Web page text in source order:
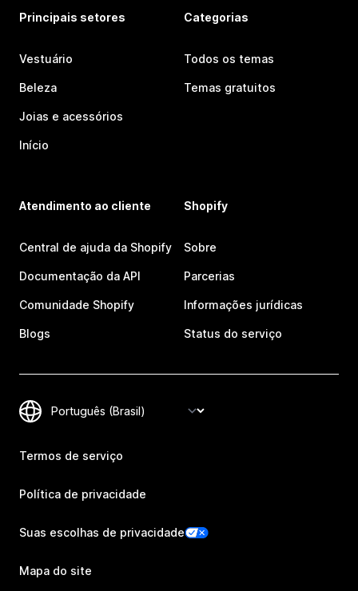
Principais setores
Vestuário
Beleza
Joias e acessórios
Início
Categorias
Todos os temas
Temas gratuitos
Atendimento ao cliente
Central de ajuda da Shopify
Documentação da API
Comunidade Shopify
Blogs
Shopify
Sobre
Parcerias
Informações jurídicas
Status do serviço
Termos de serviço
Política de privacidade
Suas escolhas de privacidade
Mapa do site